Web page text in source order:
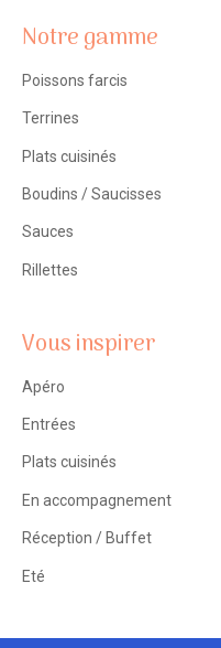
Notre gamme
Poissons farcis
Terrines
Plats cuisinés
Boudins / Saucisses
Sauces
Rillettes
Vous inspirer
Apéro
Entrées
Plats cuisinés
En accompagnement
Réception / Buffet
Eté